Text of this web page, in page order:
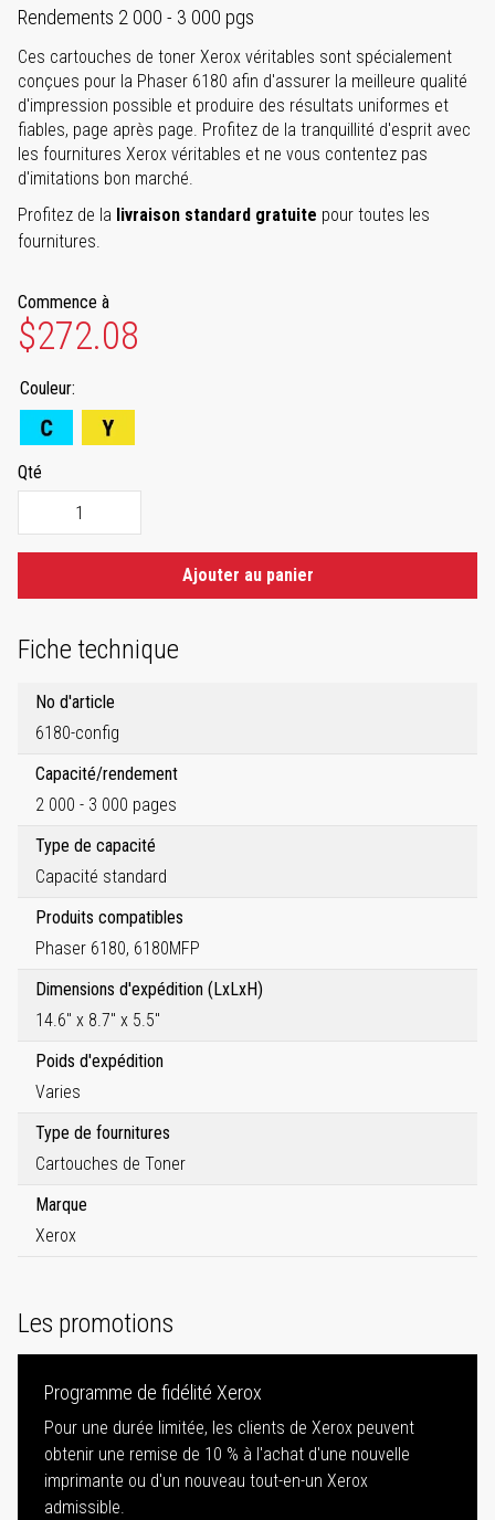
Rendements 2 000 - 3 000 pgs
Ces cartouches de toner Xerox véritables sont spécialement
conçues pour la Phaser 6180 afin d'assurer la meilleure qualité
d'impression possible et produire des résultats uniformes et
fiables, page après page. Profitez de la tranquillité d'esprit avec
les fournitures Xerox véritables et ne vous contentez pas
d'imitations bon marché.
Profitez de la livraison standard gratuite pour toutes les
fournitures.
Commence à
$272.08
Couleur
Qté
Ajouter au panier
Fiche technique
No d'article
6180-config
Capacité/rendement
2 000 - 3 000 pages
Type de capacité
Capacité standard
Produits compatibles
Phaser 6180, 6180MFP
Dimensions d'expédition (LxLxH)
14.6" x 8.7" x 5.5"
Poids d'expédition
Varies
Type de fournitures
Cartouches de Toner
Marque
Xerox
Les promotions
Programme de fidélité Xerox
Pour une durée limitée, les clients de Xerox peuvent
obtenir une remise de 10 % à l'achat d'une nouvelle
imprimante ou d'un nouveau tout-en-un Xerox
admissible.